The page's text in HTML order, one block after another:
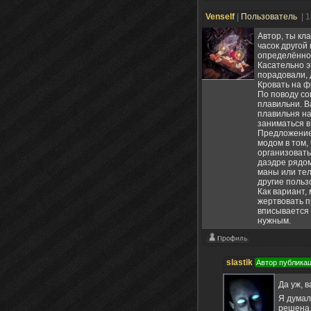
Venself Пользователь
|
Автор, ты
часок
Касательно
порадовали,
Кровать на
По поводу
плавильни.
плавильня
заниматься
модом в том,
даэдре
маны или
другие
Как
жертвовать
нужным.
slastik Автор
Да уж,
Я
решена.